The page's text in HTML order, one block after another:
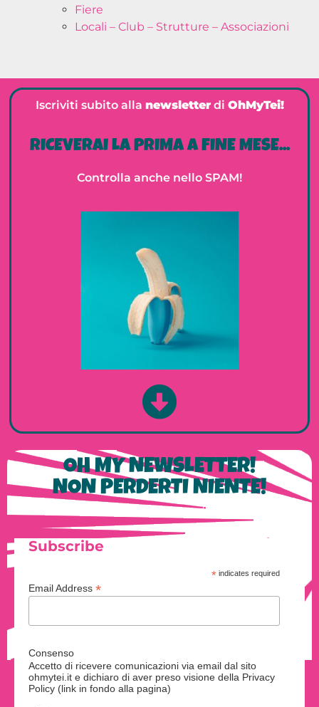
Fiere
Locali – Club – Strutture – Associazioni
Iscriviti subito alla newsletterdi OhMyTei!
RICEVERAI LA PRIMA A FINE MESE...
Controlla anche nello SPAM!
OH MY NEWSLETTER!
NON PERDERTI NIENTE!
Subscribe
* indicates required
Email Address *
Consenso
Accetto di ricevere comunicazioni via email dal sito
ohmytei.it e dichiaro di aver preso visione della Privacy
Policy (link in fondo alla pagina)